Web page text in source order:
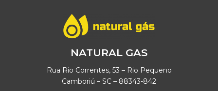
NATURAL GAS
Rua Rio Correntes, 53 – Rio Pequeno
Camboriú – SC – 88343-842